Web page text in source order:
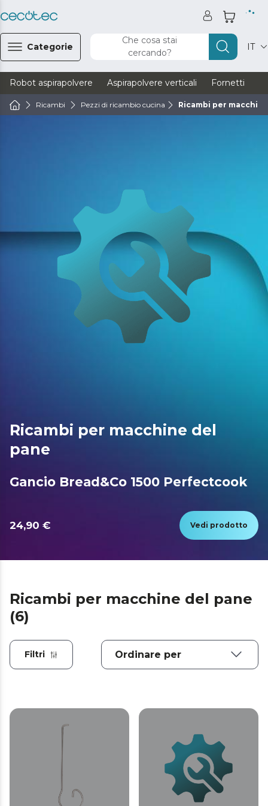
Categorie
Che cosa stai
cercando?
IT
Robot aspirapolvere Aspirapolvere verticali Fornetti
Ricambi Pezzi di ricambio cucina Ricambi per
Ricambi per macchine del
pane
Gancio Bread&Co 1500 Perfectcook
24,90 € Vedi prodotto
Ricambi per macchine del pane
(6)
Filtri